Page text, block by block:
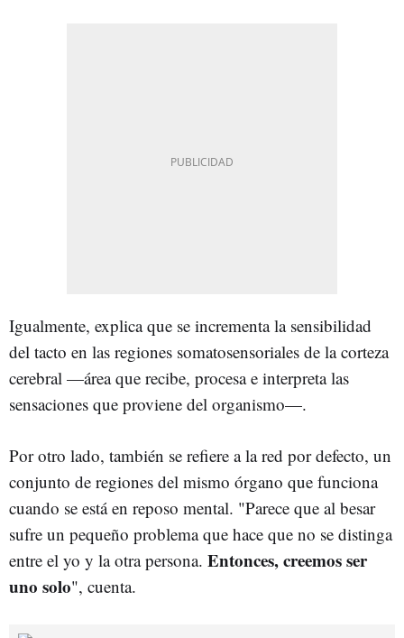
Igualmente, explica que se incrementa la sensibilidad
del tacto en las regiones somatosensoriales de la corteza
cerebral —área que recibe, procesa e interpreta las
sensaciones que proviene del organismo—.
Por otro lado, también se refiere a la red por defecto, un
conjunto de regiones del mismo órgano que funciona
cuando se está en reposo mental. "Parece que al besar
sufre un pequeño problema que hace que no se distinga
entre el yo y la otra persona. Entonces, creemos ser
uno solo", cuenta.